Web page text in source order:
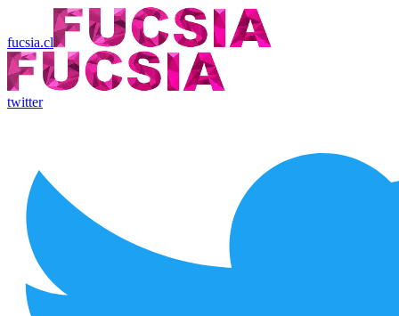
fucsia.cl
twitter